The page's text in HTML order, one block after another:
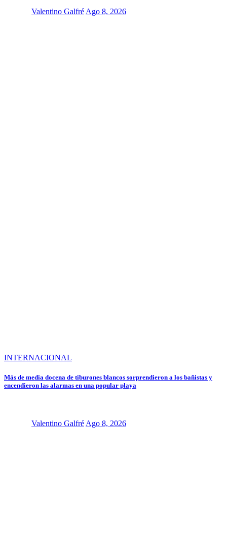
Valentino Galfré Ago 8, 2026
INTERNACIONAL
Más de media docena de tiburones blancos sorprendieron a los bañistas y
encendieron las alarmas en una popular playa
Valentino Galfré Ago 8, 2026